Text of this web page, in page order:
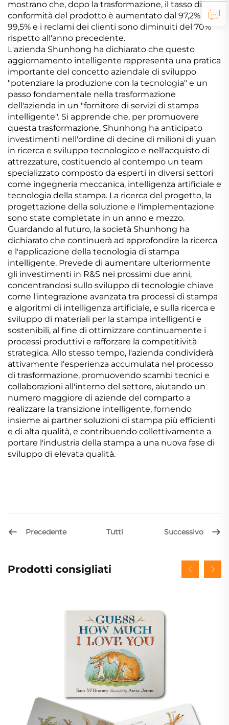
mostrano che, dopo la trasformazione, il tasso di
conformità del prodotto è aumentato dal 97,2% al
99,5% e i reclami dei clienti sono diminuiti del 70%
rispetto all'anno precedente.
L'azienda Shunhong ha dichiarato che questo
aggiornamento intelligente rappresenta una pratica
importante del concetto aziendale di sviluppo
"potenziare la produzione con la tecnologia" e un
passo fondamentale nella trasformazione
dell'azienda in un "fornitore di servizi di stampa
intelligente". Si apprende che, per promuovere
questa trasformazione, Shunhong ha anticipato
investimenti nell'ordine di decine di milioni di yuan
in ricerca e sviluppo tecnologico e nell'acquisto di
attrezzature, costituendo al contempo un team
specializzato composto da esperti in diversi settori
come ingegneria meccanica, intelligenza artificiale e
tecnologia della stampa. La ricerca del progetto, la
progettazione della soluzione e l'implementazione
sono state completate in un anno e mezzo.
Guardando al futuro, la società Shunhong ha
dichiarato che continuerà ad approfondire la ricerca
e l'applicazione della tecnologia di stampa
intelligente. Prevede di aumentare ulteriormente
gli investimenti in R&S nei prossimi due anni,
concentrandosi sullo sviluppo di tecnologie chiave
come l'integrazione avanzata tra processi di stampa
e algoritmi di intelligenza artificiale, e sulla ricerca e
sviluppo di materiali per la stampa intelligenti e
sostenibili, al fine di ottimizzare continuamente i
processi produttivi e rafforzare la competitività
strategica. Allo stesso tempo, l'azienda condividerà
attivamente l'esperienza accumulata nel processo
di trasformazione, promuovendo scambi tecnici e
collaborazioni all'interno del settore, aiutando un
numero maggiore di aziende del comparto a
realizzare la transizione intelligente, fornendo
insieme ai partner soluzioni di stampa più efficienti
e di alta qualità, e contribuendo collettivamente a
portare l'industria della stampa a una nuova fase di
sviluppo di elevata qualità.
Precedente Tutti Successivo
Prodotti consigliati